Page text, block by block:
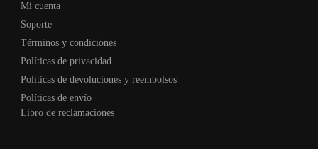
Mi cuenta
Soporte
Términos y condiciones
Políticas de privacidad
Políticas de devoluciones y reembolsos
Políticas de envío
Libro de reclamaciones